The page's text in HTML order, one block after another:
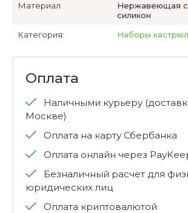
Материал
Нержавеющая
силикон
Категория:
Наборы
Оплата
Наличными курьеру
Москве)
Оплата на карту Сбербанка
Оплата онлайн через
Безналичный расчет для
юридических лиц
Оплата криптовалютой